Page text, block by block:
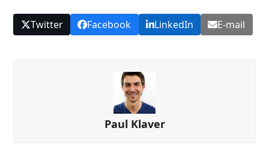
Twitter Facebook LinkedIn E-mail
Paul Klaver